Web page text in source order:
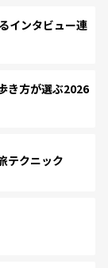
インタビュー連
き方が選ぶ2026
テクニック